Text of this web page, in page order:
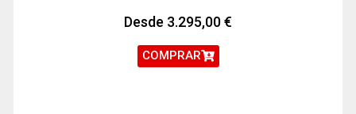
Desde 3.295,00€
COMPRAR